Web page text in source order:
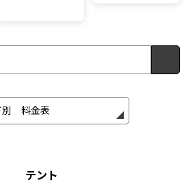
テント